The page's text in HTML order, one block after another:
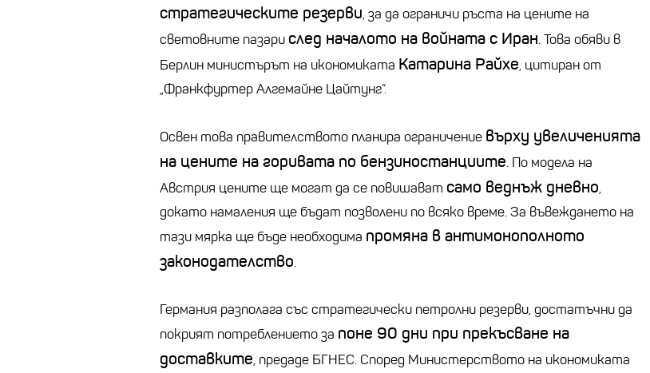
стратегическите резерви, за да ограничи ръста на цените на
световните пазарислед началото на войната с Иран. Това обяви в
Берлин министърът на икономиката Катарина Райхе, цитиран от
„Франкфуртер Алгемайне Цайтунг“.
Освен това правителството планира ограничение върху увеличенията
на цените на горивата по бензиностанциите. По модела на
Австрия цените ще могат да се повишават само веднъж дневно,
докато намаления ще бъдат позволени по всяко време. За въвеждането на
тази мярка ще бъде необходима промяна в антимонополното
законодателство.
Германия разполага със стратегически петролни резерви, достатъчни да
покрият потреблението за поне 90 дни при прекъсване на
доставките, предаде БГНЕС. Според Министерството на икономиката